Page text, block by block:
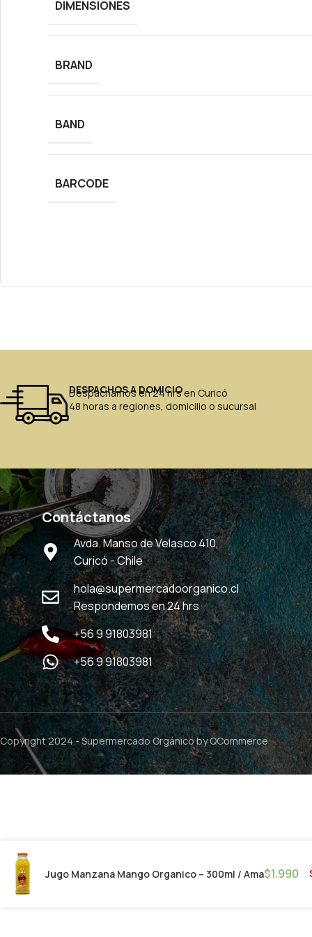
DIMENSIONES
BRAND
BAND
BARCODE
DESPACHOS A DOMICIO
Despachamos en 24 hrs en Curicó
48 horas a regiones, domicilio o sucursal
Contáctanos
Avda. Manso de Velasco 410,
Curicó - Chile
hola@supermercadoorganico.cl
Respondemos en 24 hrs
+56 9 91803981
+56 9 91803981
Copyright 2024 -Supermercado Orgánicoby QCommerce
Jugo Manzana Mango Organico – 300ml / Ama$1.990